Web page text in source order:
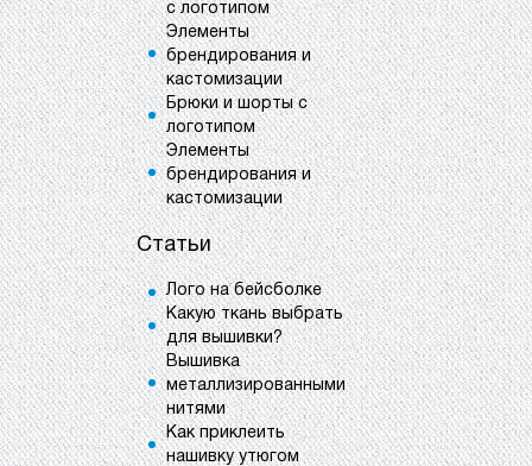
с логотипом
Элементы
брендирования и
кастомизации
Брюки и шорты с
логотипом
Элементы
брендирования и
кастомизации
Статьи
Лого на бейсболке
Какую ткань выбрать
для вышивки?
Вышивка
металлизированными
нитями
Как приклеить
нашивку утюгом